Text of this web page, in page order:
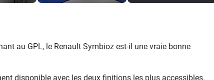
au GPL, le Renault Symbioz est-il une vraie bonne
disponible avec les deux finitions les plus accessibles.